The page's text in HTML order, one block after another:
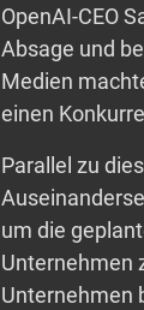
OpenAI-CEO
Absage und
Medien
einen
Parallel zu
um die
Unternehmen
Unternehmen